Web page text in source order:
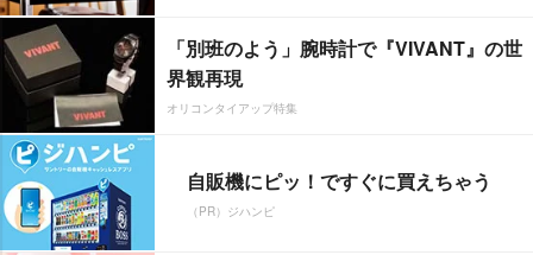
「別班のよう」腕時計で『VIVANT』の世
界観再現
オリコンタイアップ特集
自販機にピッ！ですぐに買えちゃう
（PR）ジハンピ